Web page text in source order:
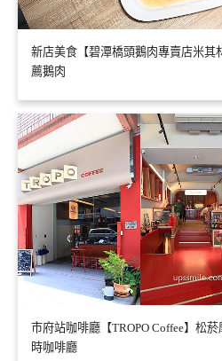
新店美食【碧潭橋頭鵝肉專賣店米其
薦鵝肉
市府站咖啡廳【TROPO Coffee】松
時咖啡廳